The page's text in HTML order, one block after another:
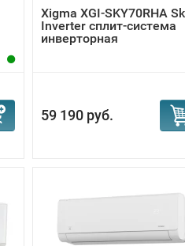
Xigma XGI-SKY70RHA
Inverter сплит-система
инверторная
59 190 руб.